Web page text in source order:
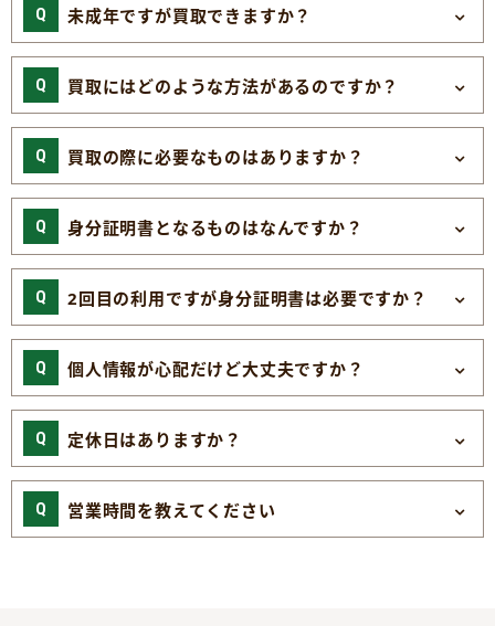
未成年ですが買取できますか？
買取にはどのような方法があるのですか？
買取の際に必要なものはありますか？
身分証明書となるものはなんですか？
2回目の利用ですが身分証明書は必要ですか？
個人情報が心配だけど大丈夫ですか？
定休日はありますか？
営業時間を教えてください